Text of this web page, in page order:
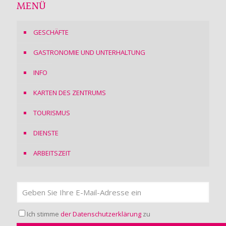
MENÜ
GESCHÄFTE
GASTRONOMIE UND UNTERHALTUNG
INFO
KARTEN DES ZENTRUMS
TOURISMUS
DIENSTE
ARBEITSZEIT
Ich stimme der Datenschutzerklärung zu